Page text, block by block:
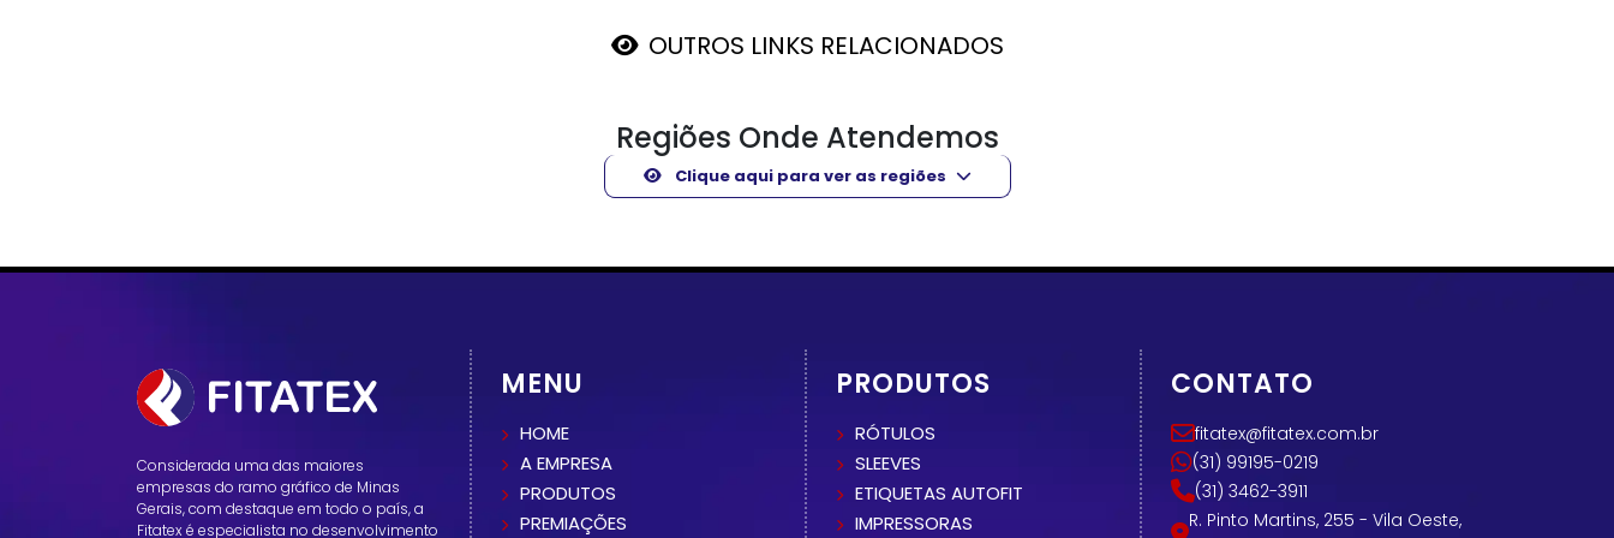
OUTROS LINKS RELACIONADOS
Regiões Onde Atendemos
Clique aqui para ver as regiões
Considerada uma das maiores
empresas do ramo gráfico de Minas
Gerais, com destaque em todo o país, a
Fitatex é especialista no desenvolvimento
MENU
HOME
A EMPRESA
PRODUTOS
PREMIAÇÕES
PRODUTOS
RÓTULOS
SLEEVES
ETIQUETAS AUTOFIT
IMPRESSORAS
CONTATO
fitatex@fitatex.com.br
(31) 99195-0219
(31) 3462-3911
R. Pinto Martins, 255 - Vila Oeste,